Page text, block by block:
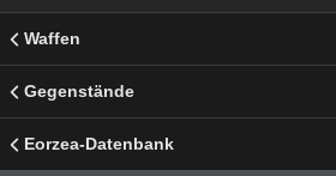
Waffen
Gegenstände
Eorzea-Datenbank